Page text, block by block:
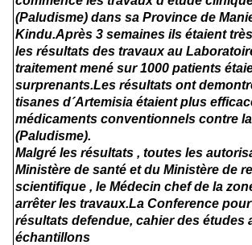
(Paludisme) dans sa Province de
Kindu.Après 3 semaines ils étaient
les résultats des travaux au
traitement mené sur 1000 patients
surprenants.Les résultats ont
tisanes d´Artemisia étaient plus
médicaments conventionnels contre
(Paludisme).
Malgré les résultats , toutes les
Ministère de santé et du Ministère de
scientifique , le Médecin chef de la
arrêter les travaux.La Conference
résultats defendue, cahier des études
échantillons